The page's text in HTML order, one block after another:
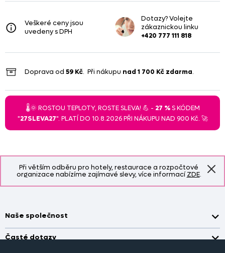
Při větším odběru pro hotely, restaurace a rozpočtové
organizace nabízíme zajímavé slevy, více informacíZDE.
Veškeré ceny jsou
uvedeny s DPH
Dotazy? Volejte
zákaznickou linku
+420 777 111 818
Doprava od 59 Kč. Při nákupu nad 1 700 Kč zdarma.
🌡️🌞 ROSTOU TEPLOTY, ROSTE SLEVA! 💪 - 27 %S KÓDEM
"27SLEVA27". PLATÍ DO 10.8.2026 PŘI NÁKUPU NAD 900 Kč. 🚀
Naše společnost
Doprava a platba
Časté dotazy